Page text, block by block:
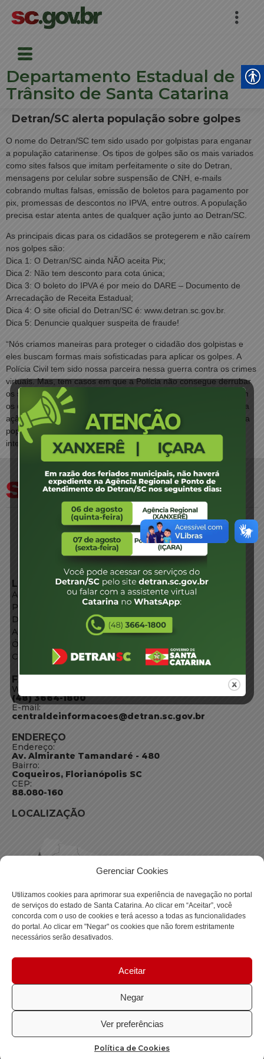
Gerenciar Cookies
Utilizamos cookies para aprimorar sua experiência de navegação no portal
de serviços do estado de Santa Catarina. Ao clicar em “Aceitar”, você
concorda com o uso de cookies e terá acesso a todas as funcionalidades
do portal. Ao clicar em "Negar" os cookies que não forem estritamente
necessários serão desativados.
Aceitar
Negar
Ver preferências
Política de Cookies
Departamento Estadual de
Trânsito de Santa Catarina
Detran/SC alerta população sobre golpes
O nome do Detran/SC tem sido usado por golpistas para enganar
a população catarinense. Os tipos de golpes são os mais variados
como sites falsos que imitam perfeitamente o site do Detran,
mensagens por celular sobre suspensão de CNH, e-mails
cobrando multas falsas, emissão de boletos para pagamento por
pix, promessas de descontos no IPVA, entre outros. A população
precisa estar atenta antes de qualquer ação junto ao Detran/SC.
As principais dicas para os cidadãos se protegerem e não caírem
nos golpes são:
Dica 1: O Detran/SC ainda NÃO aceita Pix;
Dica 2: Não tem desconto para cota única;
Dica 3: O boleto do IPVA é por meio do DARE – Documento de
Arrecadação de Receita Estadual;
Dica 4: O site oficial do Detran/SC é: www.detran.sc.gov.br.
Dica 5: Denuncie qualquer suspeita de fraude!
“Nós criamos maneiras para proteger o cidadão dos golpistas e
eles buscam formas mais sofisticadas para aplicar os golpes. A
Polícia Civil tem sido nossa parceira nessa guerra contra os crimes
virtuais. Mas, tem casos em que a Polícia não consegue derrubar
os sites falsos em razão de estarem hospedados em países com
os quais o Brasil não tem acordo de cooperação policial. Além da
ação repressiva, temos feito várias campanhas para esclarecer a
população para não cair nesses golpes”, explica o presidente
interino do Detran/SC, Ricardo Miranda Aversa.
LINKS EXTERNOS
Agência de Notícias
Portal de Serviços
Diário Oficial
Acesso à Informação
Órgãos do Governo
Conheça SC
FALE CONOSCO
WhatsApp:
(48) 3664-1800
E-mail:
centraldeinformacoes@detran.sc.gov.br
ENDEREÇO
Endereço:
Av. Almirante Tamandaré - 480
Bairro:
Coqueiros, Florianópolis SC
CEP:
88.080-160
LOCALIZAÇÃO
Política de privacidade
Copyright © 2023 Todos os Direitos Reservados SC - Governo de
Santa Catarina |Desenvolvimento - DITI/DETRAN